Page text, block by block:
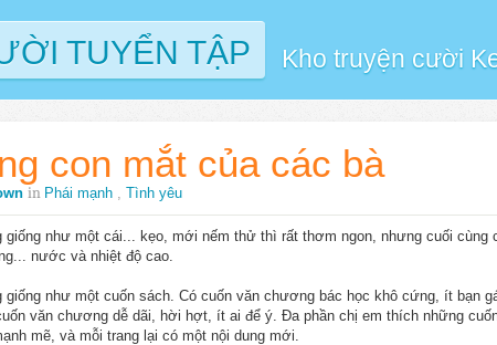
TUYỂN TẬP Kho truyện cười
con mắt của các bà
in Phái mạnh , Tình yêu
giống như một cái... kẹo, mới nếm thử thì rất thơm ngon, nhưng cuối cùng
nước và nhiệt độ cao.
giống như một cuốn sách. Có cuốn văn chương bác học khô cứng, ít bạn
văn chương dễ dãi, hời hợt, ít ai để ý. Đa phần chị em thích những
mẽ, và mỗi trang lại có một nội dung mới.